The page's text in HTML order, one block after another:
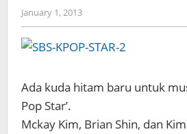
January 1, 2013by
Koreanindo
Ada kuda hitam baru untuk
Pop Star’.
Mckay Kim, Brian Shin, dan